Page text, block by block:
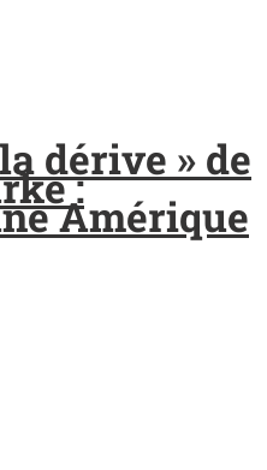
dérive » de
:
Amérique